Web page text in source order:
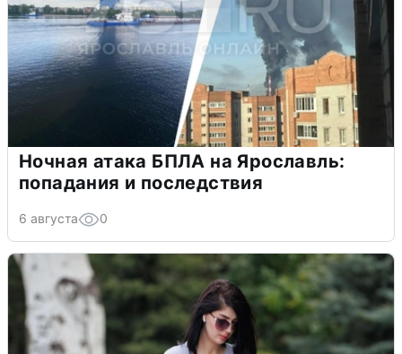
Ночная атака БПЛА на Ярославль:
попадания и последствия
6 августа 0